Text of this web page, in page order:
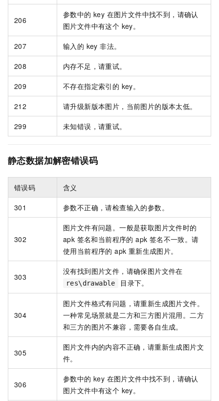
206
参数中的 key 在图片文件中找不到，请确认
图片文件中有这个 key。
207 输入的 key 非法。
208 内存不足，请重试。
209 不存在指定索引的 key。
212 请升级新版本图片，当前图片的版本太低。
299 未知错误，请重试。
静态数据加解密错误码
错误码 含义
301 参数不正确，请检查输入的参数。
302
图片文件有问题。一般是获取图片文件时的
apk 签名和当前程序的 apk 签名不一致。请
使用当前程序的 apk 重新生成图片。
303
没有找到图片文件，请确保图片文件在
res\drawable 目录下。
304
图片文件格式有问题，请重新生成图片文件。
一种常见场景就是二方和三方图片混用。二方
和三方的图片不兼容，需要各自生成。
305
图片文件内的内容不正确，请重新生成图片文
件。
306
参数中的 key 在图片文件中找不到，请确认
图片文件中有这个 key。